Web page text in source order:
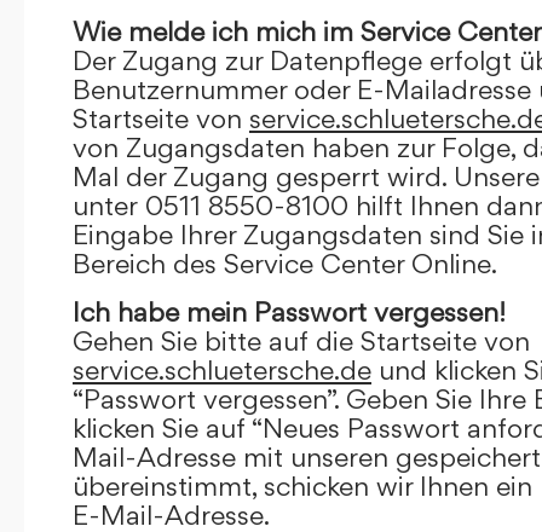
Wie melde ich mich im Service
Der Zugang zur Datenpflege erfolgt
Benutzernummer oder E-
Startseite von
von Zugangsdaten haben zur Folge,
Mal der Zugang gesperrt wird.
unter 0511 8550-8100 hilft Ihnen
Eingabe Ihrer Zugangsdaten sind Sie
Bereich des Service Center Online.
Ich habe mein Passwort vergessen!
Gehen Sie bitte auf die Startseite von
service.schluetersche.de und klicken
“Passwort vergessen”. Geben Sie
klicken Sie auf “Neues Passwort
Mail-Adresse mit unseren
übereinstimmt, schicken wir Ihnen
E-Mail-Adresse.